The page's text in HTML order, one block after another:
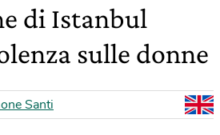
di Istanbul
sulle donne
Santi